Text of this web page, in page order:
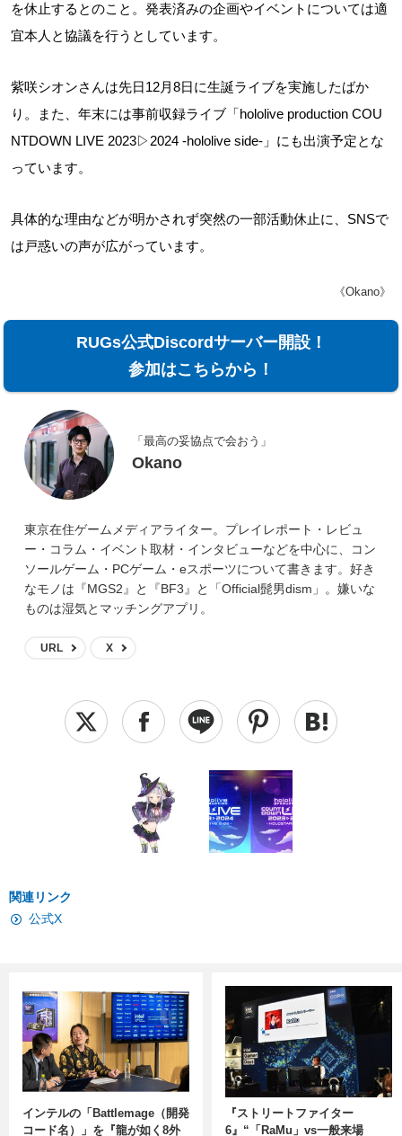
を休止するとのこと。発表済みの企画やイベントについては適
宜本人と協議を行うとしています。
紫咲シオンさんは先日12月8日に生誕ライブを実施したばか
り。また、年末には事前収録ライブ「hololive production COU
NTDOWN LIVE 2023▷2024 -hololive side-」にも出演予定とな
っています。
具体的な理由などが明かされず突然の一部活動休止に、SNSで
は戸惑いの声が広がっています。
《Okano》
RUGs公式Discordサーバー開設！
参加はこちらから！
「最高の妥協点で会おう」
Okano
東京在住ゲームメディアライター。プレイレポート・レビュ
ー・コラム・イベント取材・インタビューなどを中心に、コン
ソールゲーム・PCゲーム・eスポーツについて書きます。好き
なモノは『MGS2』と『BF3』と「Official髭男dism」。嫌いな
ものは湿気とマッチングアプリ。
URL X
関連リンク
公式X
インテルの「Battlemage（開発
コード名）」を『龍が如く8外
『ストリートファイター
6』“「RaMu」vs一般来場